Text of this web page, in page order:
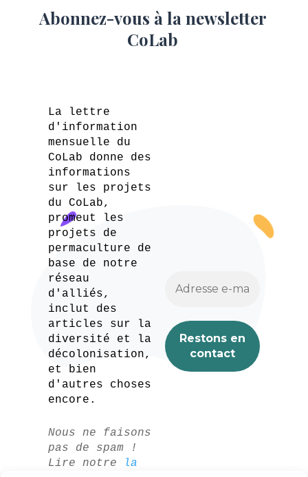
Abonnez-vous à la newsletter
CoLab
La lettre
d'information
mensuelle du
CoLab donne des
informations
sur les projets
du CoLab,
promeut les
projets de
permaculture de
base de notre
réseau
d'alliés,
inclut des
articles sur la
diversité et la
décolonisation,
et bien
d'autres choses
encore.
Nous ne faisons
pas de spam !
Lire notre
la